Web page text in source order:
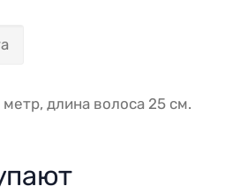
длина волоса 25 см.